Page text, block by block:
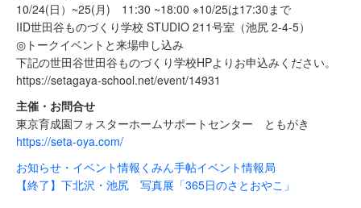
10/24(日）~25(月) 11:30 ~18:00 ※10/25は17:30まで
IID世田谷ものづくり学校 STUDIO 211号室（池尻 2-4-5）
◎トークイベントと来場申し込み
下記の世田谷世田谷ものづくり学校HPよりお申込みください。
https://setagaya-school.net/event/14931
主催・お問合せ
東京育成園フォスターホームサポートセンター ともがき
https://seta-oya.com/
お知らせ・イベント情報 くみん手帖イベント情報局
【終了】下北沢・池尻 写真展「365日のさとおやこ」